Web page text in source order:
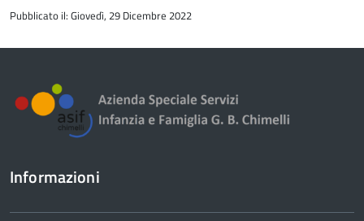
del
Pubblicato il: Giovedì, 29 Dicembre 2022
Informazioni